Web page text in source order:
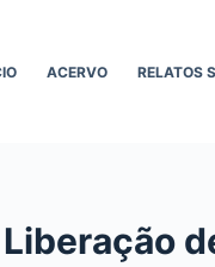
ACERVO RELATOS